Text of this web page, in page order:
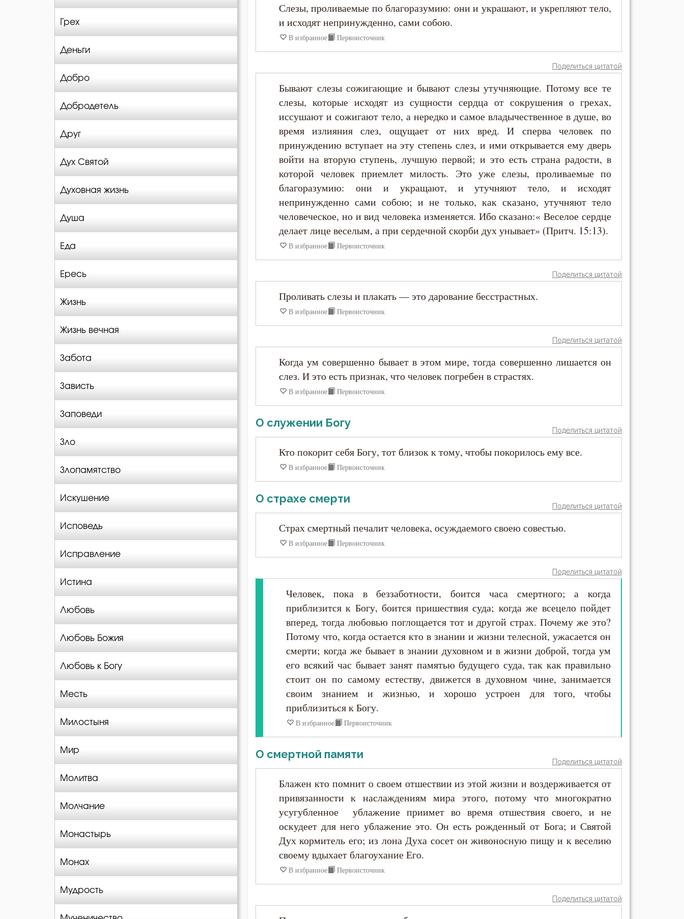
Грех
Деньги
Добро
Добродетель
Друг
Дух Святой
Духовная жизнь
Душа
Еда
Ересь
Жизнь
Жизнь вечная
Забота
Зависть
Заповеди
Зло
Злопамятство
Искушение
Исповедь
Исправление
Истина
Любовь
Любовь Божия
Любовь к Богу
Месть
Милостыня
Мир
Молитва
Молчание
Монастырь
Монах
Мудрость
Диадох
Димитрий Ростовский
Епифаний Кипрский
Ефрем Сирин
Зосима Палестинский
Иаков Низибийский
Игнатий Антиохийский
Иероним Стридонский
Илия Екдик
Иоанн (Максимович)
Иоанн Карпафский
Иоанн Кассиан Римлянин
Иоанн Кронштадтский
Иосиф Оптинский (Литовкин)
Ириней Лионский
Исаак Сирин Ниневийский
Исидор Пелусиот
Исихий Иерусалимский
Иустин (Попович)
Каллист Ангеликуд
Киприан Карфагенский
Кирилл Александрийский
Слезы, проливаемые по благоразумию: они и украшают, и укрепляют тело,
и исходят непринужденно, сами собою.
В избранное Первоисточник
Поделиться цитатой
Бывают слезы сожигающие и бывают слезы утучняющие. Потому все те
слезы, которые исходят из сущности сердца от сокрушения о грехах,
иссушают и сожигают тело, а нередко и самое владычественное в душе, во
время излияния слез, ощущает от них вред. И сперва человек по
принуждению вступает на эту степень слез, и ими открывается ему дверь
войти на вторую ступень, лучшую первой; и это есть страна радости, в
которой человек приемлет милость. Это уже слезы, проливаемые по
благоразумию: они и укращают, и утучняют тело, и исходят
непринужденно сами собою; и не только, как сказано, утучняют тело
человеческое, но и вид человека изменяется. Ибо сказано:« Веселое сердце
делает лице веселым, а при сердечной скорби дух унывает» (Притч. 15:13).
В избранное Первоисточник
Поделиться цитатой
Проливать слезы и плакать — это дарование бесстрастных.
В избранное Первоисточник
Поделиться цитатой
Когда ум совершенно бывает в этом мире, тогда совершенно лишается он
слез. И это есть признак, что человек погребен в страстях.
В избранное Первоисточник
О служении Богу
Поделиться цитатой
Кто покорит себя Богу, тот близок к тому, чтобы покорилось ему все.
В избранное Первоисточник
О страхе смерти
Поделиться цитатой
Страх смертный печалит человека, осуждаемого своею совестью.
В избранное Первоисточник
Поделиться цитатой
Человек, пока в беззаботности, боится часа смертного; а когда
приблизится к Богу, боится пришествия суда; когда же всецело пойдет
вперед, тогда любовью поглощается тот и другой страх. Почему же это?
Потому что, когда остается кто в знании и жизни телесной, ужасается он
смерти; когда же бывает в знании духовном и в жизни доброй, тогда ум
его всякий час бывает занят памятью будущего суда, так как правильно
стоит он по самому естеству, движется в духовном чине, занимается
своим знанием и жизнью, и хорошо устроен для того, чтобы
приблизиться к Богу.
В избранное Первоисточник
О смертной памяти
Поделиться цитатой
Блажен кто помнит о своем отшествии из этой жизни и воздерживается от
привязанности к наслаждениям мира этого, потому что многократно
усугубленное ублажение приимет во время отшествия своего, и не
оскудеет для него ублажение это. Он есть рожденный от Бога; и Святой
Дух кормитель его; из лона Духа сосет он живоносную пищу и к веселию
своему вдыхает благоухание Его.
В избранное Первоисточник
Поделиться цитатой